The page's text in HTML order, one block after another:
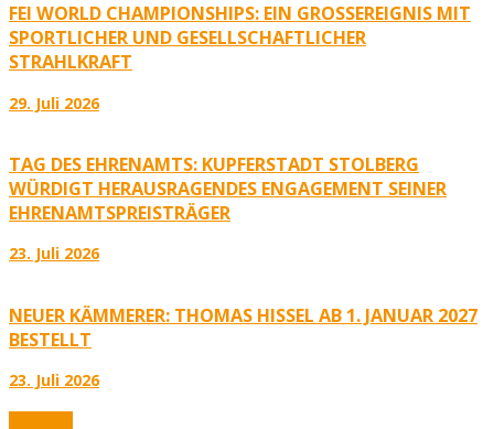
FEI WORLD CHAMPIONSHIPS: EIN GROSSEREIGNIS MIT S
PORTLICHER UND GESELLSCHAFTLICHER S
TRAHLKRAFT
29. Juli 2026
TAG DES EHRENAMTS: KUPFERSTADT STOLBERG
WÜRDIGT HERAUSRAGENDES ENGAGEMENT SEINER
EHRENAMTSPREISTRÄGER
23. Juli 2026
NEUER KÄMMERER: THOMAS HISSEL AB 1. JANUAR 2027
BESTELLT
23. Juli 2026